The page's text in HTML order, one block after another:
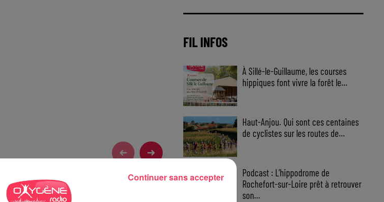
FIL INFOS
À Sillé-le-Guillaume, les courses
hippiques font vivre la forêt le...
Haut-Anjou. Qui sont ces centaines
de cyclistes sur les routes de...
Podcast : L’hippodrome de
Rochefort-sur-Loire prêt à retrouver
son...
Continuer sans accepter